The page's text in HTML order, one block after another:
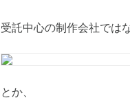
受託中心の制作会社では
とか、